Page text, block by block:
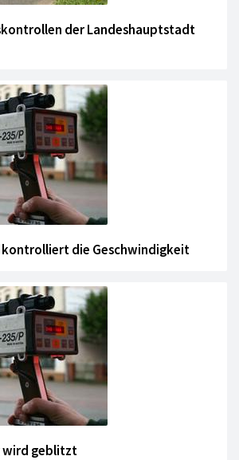
der Landeshauptstadt
kontrolliert die Geschwindigkeit
wird geblitzt